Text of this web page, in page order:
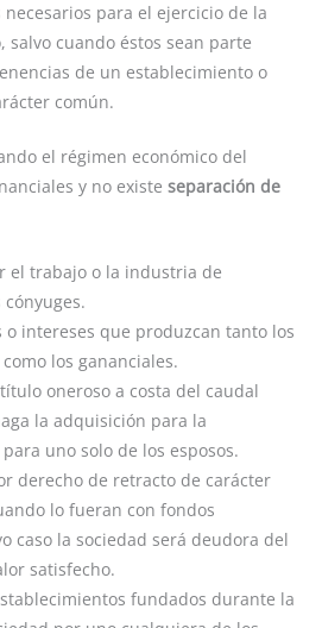
para el ejercicio de la
salvo cuando éstos sean parte
de un establecimiento o
común.
el régimen económico del
y no existeseparación de
el trabajo o la industria de
o intereses que produzcan tanto los
los gananciales.
oneroso a costa del caudal
la adquisición para la
uno solo de los esposos.
derecho de retracto de carácter
lo fueran con fondos
caso la sociedad será deudora del
satisfecho.
fundados durante la